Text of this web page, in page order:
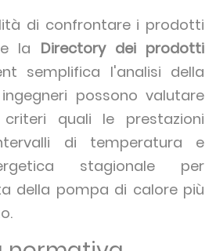
di confrontare i prodotti
la Directory dei prodotti
semplifica l'analisi della
possono valutare
quali le prestazioni
di temperatura e
stagionale per
della pompa di calore più